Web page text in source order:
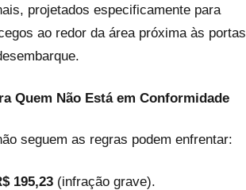
projetados especificamente para
ao redor da área próxima às portas
Quem Não Está em Conformidade
seguem as regras podem enfrentar:
195,23 (infração grave).